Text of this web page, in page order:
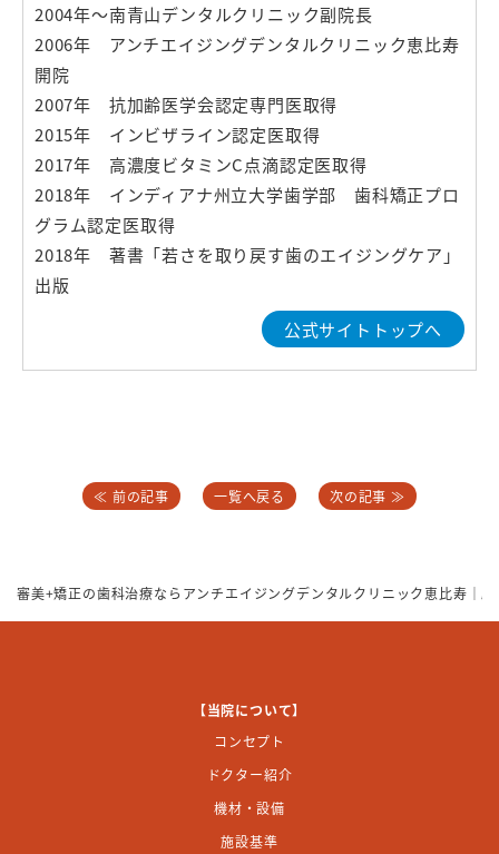
2004年〜南青山デンタルクリニック副院長
2006年 アンチエイジングデンタルクリニック恵比寿
開院
2007年 抗加齢医学会認定専門医取得
2015年 インビザライン認定医取得
2017年 高濃度ビタミンC点滴認定医取得
2018年 インディアナ州立大学歯学部 歯科矯正プロ
グラム認定医取得
2018年 著書「若さを取り戻す歯のエイジングケア」
出版
公式サイトトップへ
≪ 前の記事 一覧へ戻る 次の記事 ≫
審美+矯正の歯科治療ならアンチエイジングデンタルクリニック恵比寿｜
【当院について】
コンセプト
ドクター紹介
機材・設備
施設基準